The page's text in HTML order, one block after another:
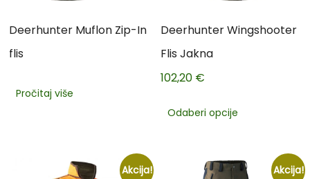
Deerhunter Muflon Zip-In
flis
Pročitaj više
Deerhunter Wingshooter
Flis Jakna
102,20 €
Odaberi opcije
Akcija! Akcija!